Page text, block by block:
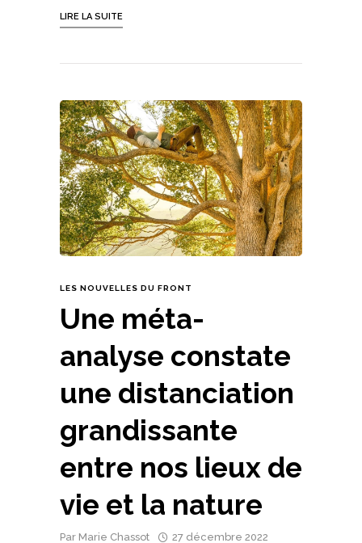
LIRE LA SUITE
LES NOUVELLES DU FRONT
Une méta-
analyse constate
une distanciation
grandissante
entre nos lieux de
vie et la nature
Par Marie Chassot 27 décembre 2022